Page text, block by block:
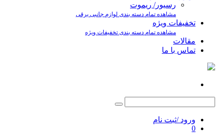
رسیور/ ریموت
مشاهده تمام دسته بندی لوازم جانبی برقی
تخفیفات ویژه
مشاهده تمام دسته بندی تخفیفات ویژه
مقالات
تماس با ما
ورود /ثبت نام
0